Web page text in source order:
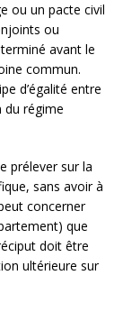
ou un pacte civil
ou
avant le
commun.
d’égalité entre
du régime
prélever sur la
sans avoir à
concerner
que
doit être
ultérieure sur